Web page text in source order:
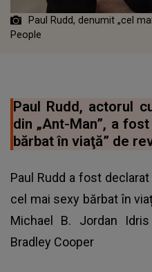
Paul Rudd, denumit „cel
People
Paul Rudd, actorul
din „Ant-Man”, a
bărbat în viaţă” de
Paul Rudd a fost
cel mai sexy bărbat în
Michael B. Jordan
Bradley Cooper